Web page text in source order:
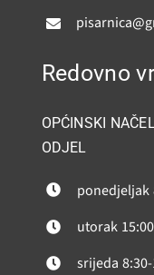
Redovno
OPĆINSKI
ODJEL
ponedjeljak
utorak
srijeda